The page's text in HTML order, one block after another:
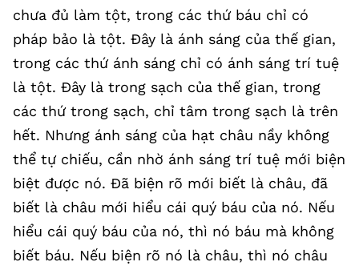
chưa đủ làm tột, trong các thứ báu chỉ có
pháp bảo là tột. Đây là ánh sáng của thế gian,
trong các thứ ánh sáng chỉ có ánh sáng trí tuệ
là tột. Đây là trong sạch của thế gian, trong
các thứ trong sạch, chỉ tâm trong sạch là trên
hết. Nhưng ánh sáng của hạt châu nầy không
thể tự chiếu, cần nhờ ánh sáng trí tuệ mới biện
biệt được nó. Đã biện rõ mới biết là châu, đã
biết là châu mới hiểu cái quý báu của nó. Nếu
hiểu cái quý báu của nó, thì nó báu mà không
biết báu. Nếu biện rõ nó là châu, thì nó châu